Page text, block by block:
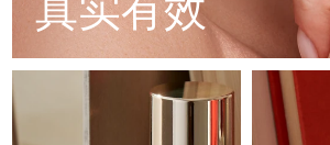
LUNA™ 护肤
Premium cleansers &
面膜
Rejuvenation & hydration
issa™ Teeth
Dual LED + sonic device
FAQ™ 103
Luxurious clinical anti-
FAQ™ 211
Anti-aging neck &
FAQ™ Scalp
Scalp recovery probiotic
FAQ™ 502
Full-Spectrum Red Light
保健品
专业治疗
捷克
爱沙尼亚